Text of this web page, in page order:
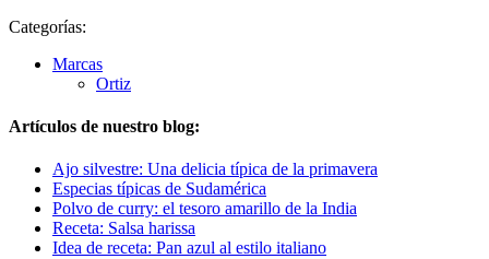
Categorías:
Marcas
Ortiz
Artículos de nuestro blog:
Ajo silvestre: Una delicia típica de la primavera
Especias típicas de Sudamérica
Polvo de curry: el tesoro amarillo de la India
Receta: Salsa harissa
Idea de receta: Pan azul al estilo italiano